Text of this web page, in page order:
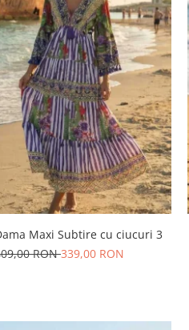
Maxi Subtire cu ciucuri 3
RON339,00 RON